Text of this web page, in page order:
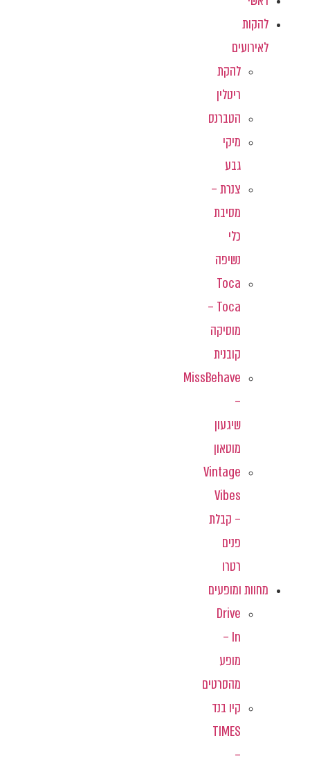
להקות
לאירועים
להקת
ריטלין
הטברנס
מיקי
גבע
צנרת –
מסיבת
כלי
נשיפה
Toca
Toca –
מוסיקה
קובנית
MissBehave
–
שיגעון
מוטאון
Vintage
Vibes
– קבלת
פנים
רטרו
מחוות ומופעים
Drive
In –
מופע
מהסרטים
קיו בנד
TIMES
–